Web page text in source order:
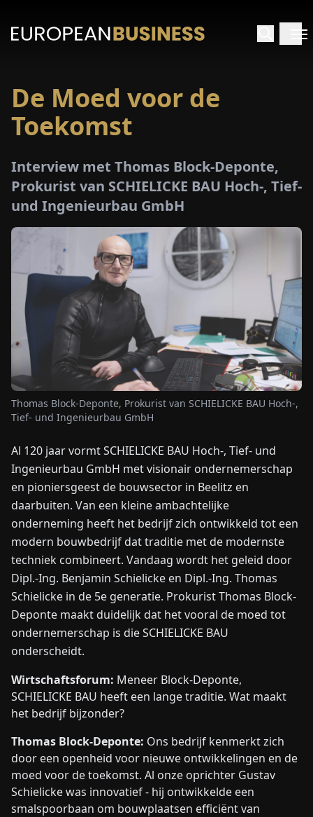
OVER
ONS
ENDE FRESITNLPLHU
CONTACT
OP
De Moed voor de
Toekomst
Interview met Thomas Block-Deponte,
Prokurist van SCHIELICKE BAU Hoch-, Tief-
und Ingenieurbau GmbH
Thomas Block-Deponte, Prokurist van SCHIELICKE BAU Hoch-,
Tief- und Ingenieurbau GmbH
Al 120 jaar vormt SCHIELICKE BAU Hoch-, Tief- und
Ingenieurbau GmbH met visionair ondernemerschap
en pioniersgeest de bouwsector in Beelitz en
daarbuiten. Van een kleine ambachtelijke
onderneming heeft het bedrijf zich ontwikkeld tot een
modern bouwbedrijf dat traditie met de modernste
techniek combineert. Vandaag wordt het geleid door
Dipl.-Ing. Benjamin Schielicke en Dipl.-Ing. Thomas
Schielicke in de 5e generatie. Prokurist Thomas Block-
Deponte maakt duidelijk dat het vooral de moed tot
ondernemerschap is die SCHIELICKE BAU
onderscheidt.
Wirtschaftsforum: Meneer Block-Deponte,
SCHIELICKE BAU heeft een lange traditie. Wat maakt
het bedrijf bijzonder?
Thomas Block-Deponte: Ons bedrijf kenmerkt zich
door een openheid voor nieuwe ontwikkelingen en de
moed voor de toekomst. Al onze oprichter Gustav
Schielicke was innovatief - hij ontwikkelde een
smalspoorbaan om bouwplaatsen efficiënt van